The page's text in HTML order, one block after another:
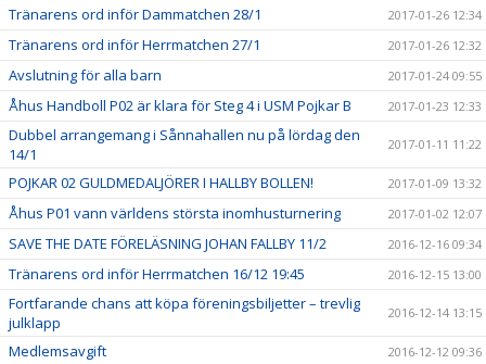
Tränarens ord inför Dammatchen 28/1 2017-01-26 12:34
Tränarens ord inför Herrmatchen 27/1 2017-01-26 12:32
Avslutning för alla barn 2017-01-24 09:55
Åhus Handboll P02 är klara för Steg 4 i USM Pojkar B 2017-01-23 12:33
Dubbel arrangemang i Sånnahallen nu på lördag den
14/1
2017-01-11 11:22
POJKAR 02 GULDMEDALJÖRER I HALLBY BOLLEN! 2017-01-09 13:32
Åhus P01 vann världens största inomhusturnering 2017-01-02 12:07
SAVE THE DATE FÖRELÄSNING JOHAN FALLBY 11/2 2016-12-16 09:34
Tränarens ord inför Herrmatchen 16/12 19:45 2016-12-15 13:00
Fortfarande chans att köpa föreningsbiljetter – trevlig
julklapp
2016-12-14 13:15
Medlemsavgift 2016-12-12 09:36